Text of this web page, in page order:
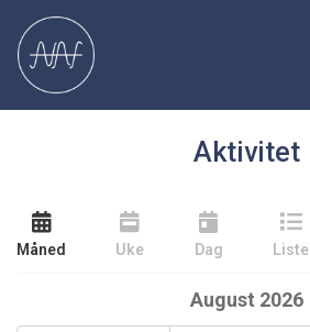
Aktivitet
Måned Uke Dag Liste
August 2026